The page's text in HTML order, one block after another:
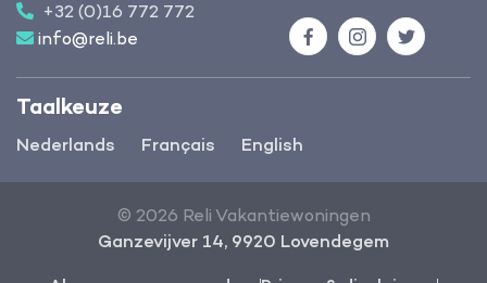
Taalkeuze
Nederlands Français English
+32 (0)16 772 772
info@reli.be
FacebookInstagramTwitter
© 2026 Reli Vakantiewoningen
Ganzevijver 14, 9920 Lovendegem